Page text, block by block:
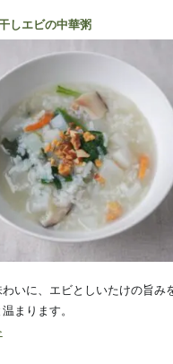
しエビの中華粥
いに、エビとしいたけの旨み
まります。